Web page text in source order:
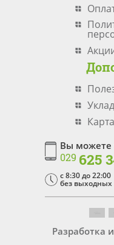
Вы можете
029 625
c 8:30 до 22:00
без выходных
Разработка